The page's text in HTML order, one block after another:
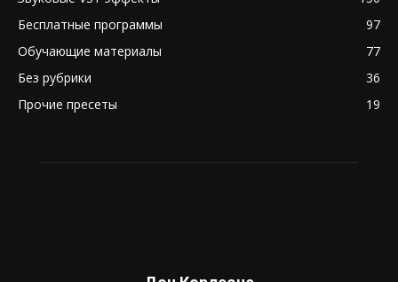
Бесплатные программы
97
Обучающие материалы
77
Без рубрики
36
Прочие пресеты
19